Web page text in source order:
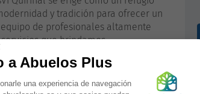
y tradición para ofrecer un
de profesionales altamente
que brindamos.
y seguridad, garantizando que cada
un ambiente de convivencia y
privacidad y tranquilidad. Además,